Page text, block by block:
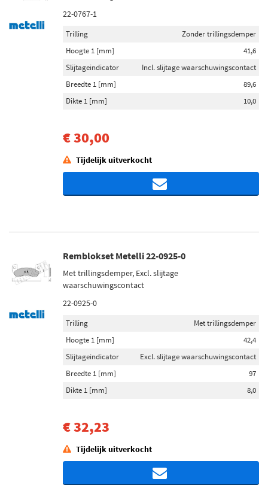
22-0767-1
Trilling
Zonder trillingsdemper
Hoogte 1 [mm]
41,6
Slijtageindicator
Incl. slijtage waarschuwingscontact
Breedte 1 [mm]
89,6
Dikte 1 [mm]
10,0
€ 30,00
Tijdelijk uitverkocht
Remblokset Metelli 22-0925-0
Met trillingsdemper, Excl. slijtage
waarschuwingscontact
22-0925-0
Trilling
Met trillingsdemper
Hoogte 1 [mm]
42,4
Slijtageindicator
Excl. slijtage waarschuwingscontact
Breedte 1 [mm]
97
Dikte 1 [mm]
8,0
€ 32,23
Tijdelijk uitverkocht